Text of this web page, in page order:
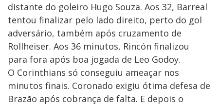
distante do goleiro Hugo Souza. Aos 32, Barreal
tentou finalizar pelo lado direito, perto do gol
adversário, também após cruzamento de
Rollheiser. Aos 36 minutos, Rincón finalizou
para fora após boa jogada de Leo Godoy.
O Corinthians só conseguiu ameaçar nos
minutos finais. Coronado exigiu ótima defesa de
Brazão após cobrança de falta. E depois o